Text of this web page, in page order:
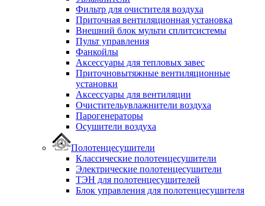
Фильтр для очистителя воздуха
Приточная вентиляционная установка
Внешний блок мульти сплитсистемы
Пульт управления
Фанкойлы
Аксессуары для тепловых завес
Приточновытяжные вентиляционные
установки
Аксессуары для вентиляции
Очистительувлажнители воздуха
Парогенераторы
Осушители воздуха
Полотенцесушители
Классические полотенцесушители
Электрические полотенцесушители
ТЭН для полотенцесушителей
Блок управления для полотенцесушителя